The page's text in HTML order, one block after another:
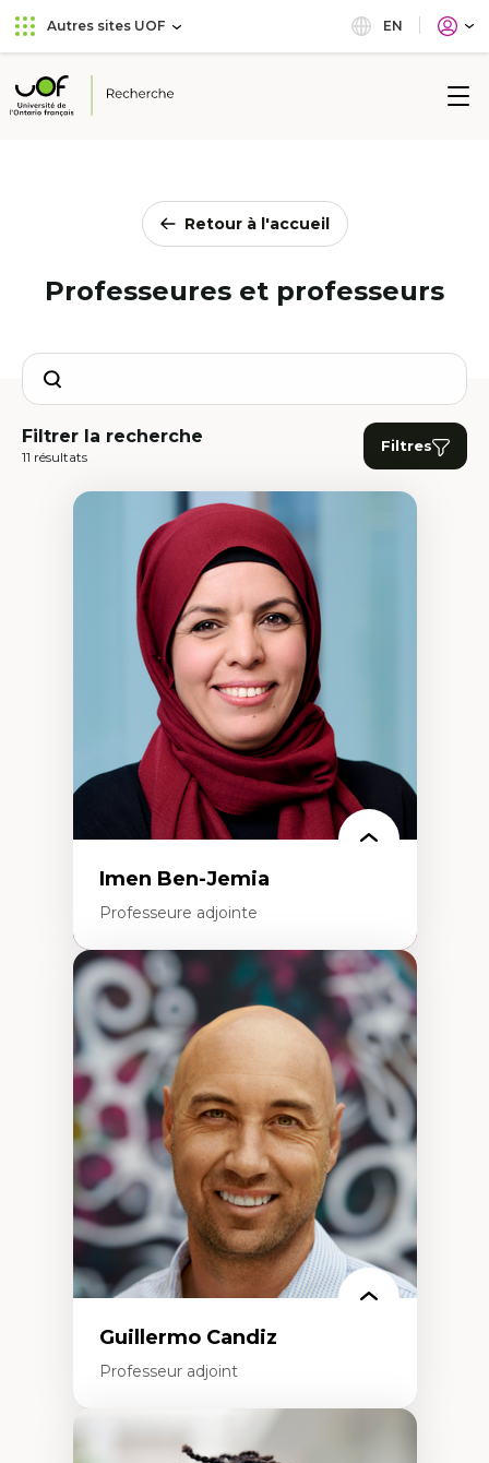
Aller
au
principal
Passer
au
Autres sites UOF EN
Université
Retour à l'accueil
Professeures et professeurs
Search
Filtrer la recherche
11 résultats
Filtres
Imen Ben-Jemia
Professeure adjointe
Expertises
Discours sur la ville et représentations
Mosquées, formes et usages au Canada
Reconnaissance et représentations des
communautés immigrantes dans l'espace
urbain
Design architectural et urbain
Patrimoine et patrimonialisation
Études postcoloniales et décolonisation des
savoirs
Guillermo Candiz
Professeur adjoint
Expertises